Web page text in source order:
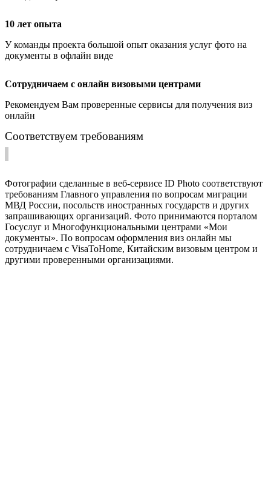
10 лет опыта
У команды проекта большой опыт оказания услуг фото на
документы в офлайн виде
Сотрудничаем с онлайн визовыми центрами
Рекомендуем Вам проверенные сервисы для получения виз
онлайн
Соответствуем требованиям
Фотографии сделанные в веб-сервисе ID Photo соответствуют
требованиям Главного управления по вопросам миграции
МВД России, посольств иностранных государств и других
запрашивающих организаций. Фото принимаются порталом
Госуслуг и Многофункциональными центрами «Мои
документы». По вопросам оформления виз онлайн мы
сотрудничаем с VisaToHome, Китайским визовым центром и
другими проверенными организациями.